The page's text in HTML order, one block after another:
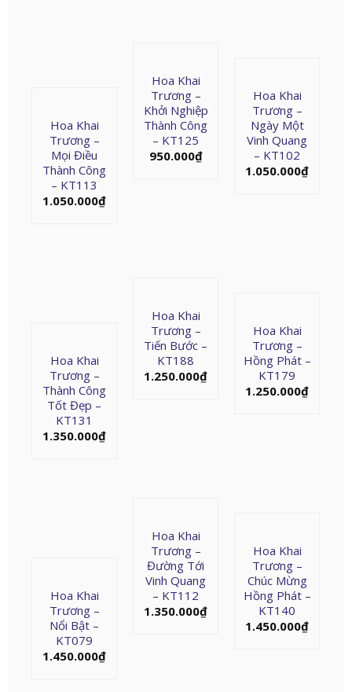
Hoa Khai
Trương –
Khởi Nghiệp
Thành Công
– KT125
950.000₫
Hoa Khai
Trương –
Ngày Một
Vinh Quang
– KT102
1.050.000₫
Hoa Khai
Trương –
Mọi Điều
Thành Công
– KT113
1.050.000₫
Hoa Khai
Trương –
Tiến Bước –
KT188
1.250.000₫
Hoa Khai
Trương –
Hồng Phát –
KT179
1.250.000₫
Hoa Khai
Trương –
Thành Công
Tốt Đẹp –
KT131
1.350.000₫
Hoa Khai
Trương –
Đường Tới
Vinh Quang
– KT112
1.350.000₫
Hoa Khai
Trương –
Chúc Mừng
Hồng Phát –
KT140
1.450.000₫
Hoa Khai
Trương –
Nổi Bật –
KT079
1.450.000₫